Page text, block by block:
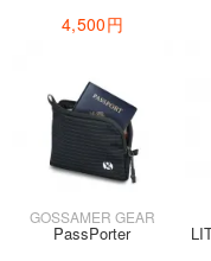
4,500円
GOSSAMER GEAR
PassPorter